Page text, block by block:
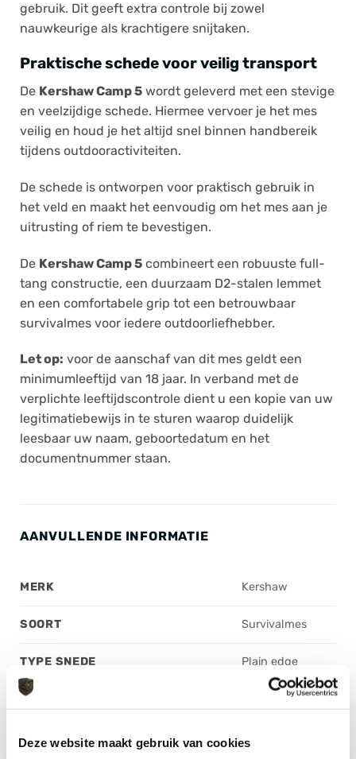
Deze website maakt gebruik van cookies
gebruik. Dit geeft extra controle bij zowel
nauwkeurige als krachtigere snijtaken.
Praktische schede voor veilig transport
De Kershaw Camp 5 wordt geleverd met een stevige
en veelzijdige schede. Hiermee vervoer je het mes
veilig en houd je het altijd snel binnen handbereik
tijdens outdooractiviteiten.
De schede is ontworpen voor praktisch gebruik in
het veld en maakt het eenvoudig om het mes aan je
uitrusting of riem te bevestigen.
De Kershaw Camp 5 combineert een robuuste full-
tang constructie, een duurzaam D2-stalen lemmet
en een comfortabele grip tot een betrouwbaar
survivalmes voor iedere outdoorliefhebber.
Let op: voor de aanschaf van dit mes geldt een
minimumleeftijd van 18 jaar. In verband met de
verplichte leeftijdscontrole dient u een kopie van uw
legitimatiebewijs in te sturen waarop duidelijk
leesbaar uw naam, geboortedatum en het
documentnummer staan.
AANVULLENDE INFORMATIE
MERK Kershaw
SOORT Survivalmes
TYPE SNEDE Plain edge
MATERIAAL HANDGREEP
LEMMETDIKTE